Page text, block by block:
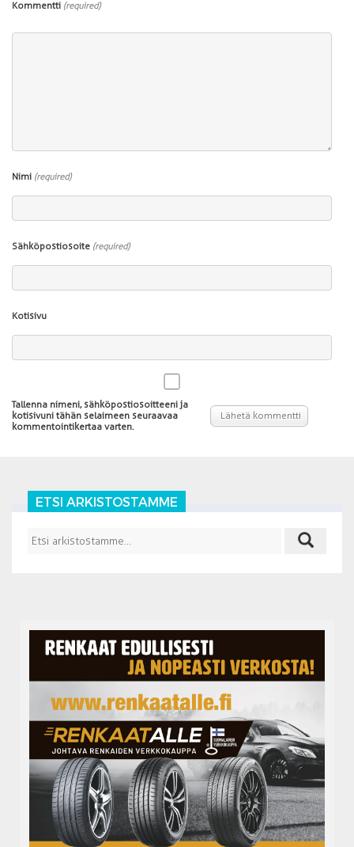
Kommentti (required)
Nimi (required)
Sähköpostiosoite (required)
Kotisivu
Tallenna nimeni, sähköpostiosoitteeni ja
kotisivuni tähän selaimeen seuraavaa
kommentointikertaa varten.
ETSI ARKISTOSTAMME